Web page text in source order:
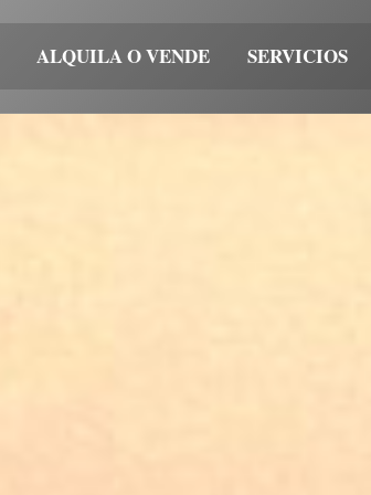
ALQUILA O VENDE SERVICIOS